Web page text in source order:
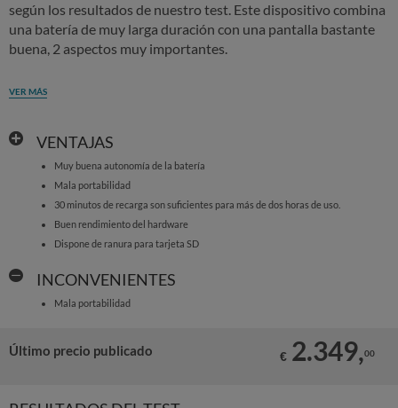
según los resultados de nuestro test. Este dispositivo combina
una batería de muy larga duración con una pantalla bastante
buena, 2 aspectos muy importantes.
VER MÁS
VENTAJAS
Muy buena autonomía de la batería
Mala portabilidad
30 minutos de recarga son suficientes para más de dos horas de uso.
Buen rendimiento del hardware
Dispone de ranura para tarjeta SD
INCONVENIENTES
Mala portabilidad
Último precio publicado € 2.349,00